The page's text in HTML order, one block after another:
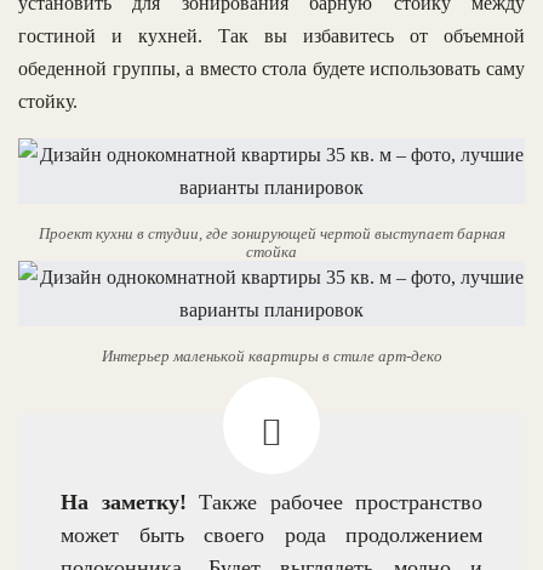
гостиной и кухней. Так вы избавитесь от объемной
обеденной группы, а вместо стола будете использовать саму
стойку.
Проект кухни в студии, где зонирующей чертой выступает барная
стойка
Интерьер маленькой квартиры в стиле арт-деко
На заметку! Также рабочее пространство
может быть своего рода продолжением